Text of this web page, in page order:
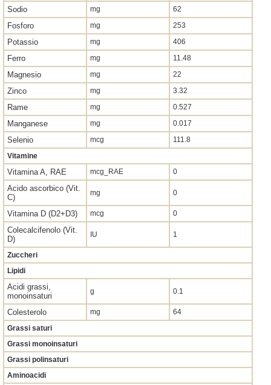
Sodio mg 62
Fosforo mg 253
Potassio mg 406
Ferro mg 11.48
Magnesio mg 22
Zinco mg 3.32
Rame mg 0.527
Manganese mg 0.017
Selenio mcg
111.8
Vitamine
Vitamina A, RAE mcg_RAE 0
Acido ascorbico (Vit.
C)
mg 0
Vitamina D (D2+D3) mcg 0
Colecalcifenolo (Vit.
D)
IU 1
Zuccheri
Lipidi
Acidi grassi,
monoinsaturi
g 0.1
Colesterolo mg
64
Grassi saturi
Grassi monoinsaturi
Grassi polinsaturi
Aminoacidi